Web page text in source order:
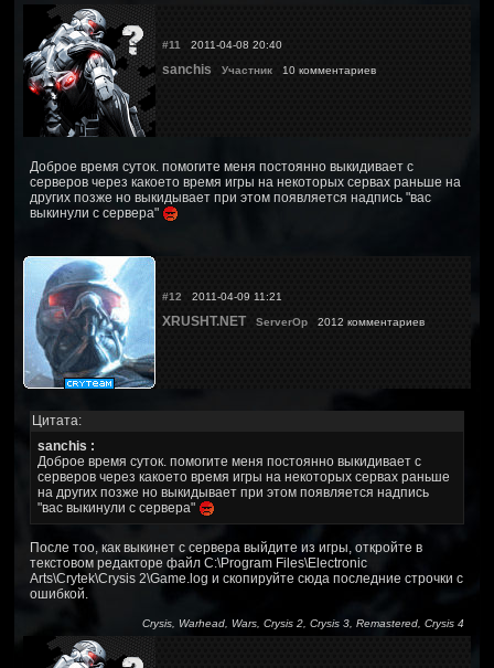
#11 2011-04-08 20:40
sanchis Участник 10 комментариев
Доброе время суток. помогите меня постоянно выкидивает с
серверов через какоето время игры на некоторых сервах раньше на
других позже но выкидывает при этом появляется надпись "вас
выкинули с сервера"
#12 2011-04-09 11:21
XRUSHT.NET ServerOp 2012 комментариев
Цитата:
sanchis :
Доброе время суток. помогите меня постоянно выкидивает с
серверов через какоето время игры на некоторых сервах раньше
на других позже но выкидывает при этом появляется надпись
"вас выкинули с сервера"
После тоо, как выкинет с сервера выйдите из игры, откройте в
текстовом редакторе файл C:\Program Files\Electronic
Arts\Crytek\Crysis 2\Game.log и скопируйте сюда последние строчки с
ошибкой.
Crysis, Warhead, Wars, Crysis 2, Crysis 3, Remastered, Crysis 4